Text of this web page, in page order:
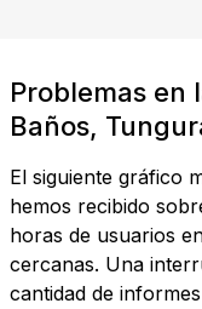
Problemas en
Baños,
El siguiente gráfico
hemos recibido
horas de usuarios
cercanas. Una
cantidad de